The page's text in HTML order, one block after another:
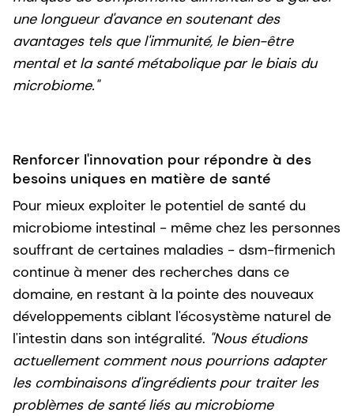
une longueur d'avance en soutenant des
avantages tels que l'immunité, le bien-être
mental et la santé métabolique par le biais du
microbiome."
Renforcer l'innovation pour répondre à des
besoins uniques en matière de santé
Pour mieux exploiter le potentiel de santé du
microbiome intestinal - même chez les personnes
souffrant de certaines maladies - dsm-firmenich
continue à mener des recherches dans ce
domaine, en restant à la pointe des nouveaux
développements ciblant l'écosystème naturel de
l'intestin dans son intégralité. "Nous étudions
actuellement comment nous pourrions adapter
les combinaisons d'ingrédients pour traiter les
problèmes de santé liés au microbiome